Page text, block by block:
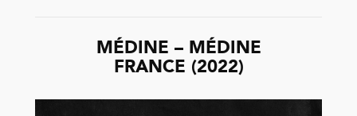
MÉDINE – MÉDINE
FRANCE (2022)